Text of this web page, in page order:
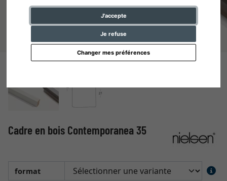
J'accepte
Je refuse
Changer mes préférences
Cadre en bois Contemporanea 35
format